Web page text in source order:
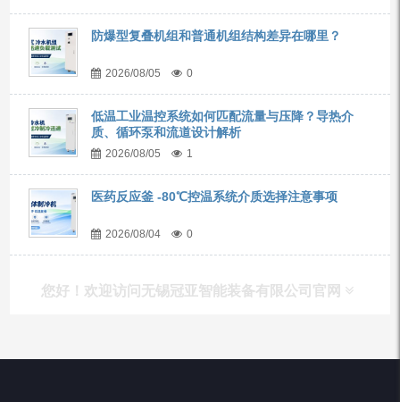
防爆型复叠机组和普通机组结构差异在哪里？
2026/08/05 0
低温工业温控系统如何匹配流量与压降？导热介
质、循环泵和流道设计解析
2026/08/05 1
医药反应釜 -80℃控温系统介质选择注意事项
2026/08/04 0
您好！欢迎访问无锡冠亚智能装备有限公司官网
产品列表